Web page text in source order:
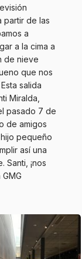
partir de las
a
a la cima a
de nieve
que nos
salida
Miralda,
pasado 7 de
de amigos
pequeño
así una
Santi, ¡nos